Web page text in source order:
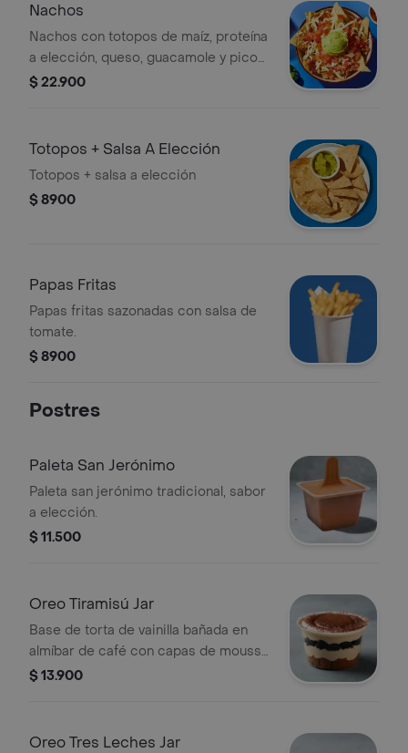
Nachos
Nachos con totopos de maíz, proteína
a elección, queso, guacamole y pico
de gallo.
$ 22.900
Totopos + Salsa A Elección
Totopos + salsa a elección
$ 8900
Papas Fritas
Papas fritas sazonadas con salsa de
tomate.
$ 8900
Postres
Paleta San Jerónimo
Paleta san jerónimo tradicional, sabor
a elección.
$ 11.500
Oreo Tiramisú Jar
Base de torta de vainilla bañada en
almíbar de café con capas de mousse
de tiramisú y oreo.
$ 13.900
Oreo Tres Leches Jar